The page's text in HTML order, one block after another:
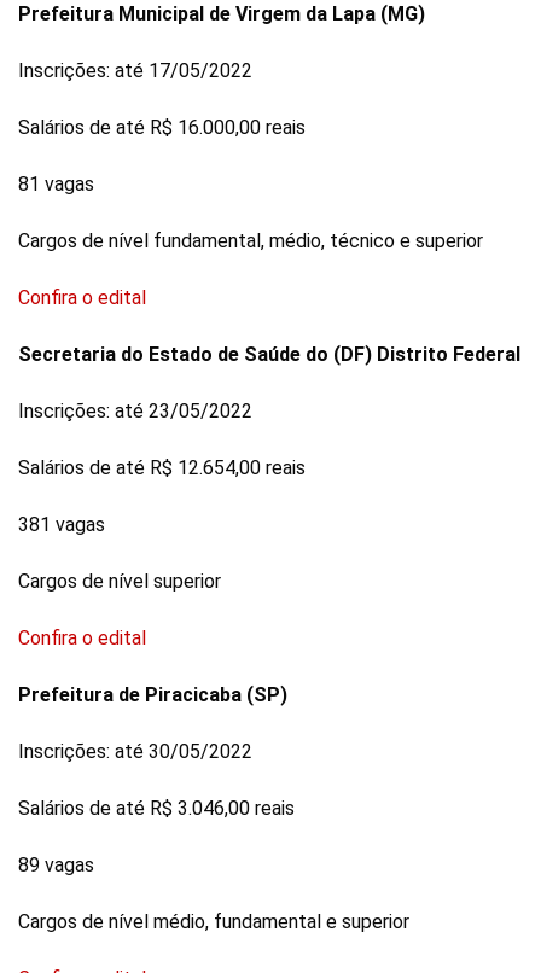
Prefeitura Municipal de Virgem da Lapa (MG)
Inscrições: até 17/05/2022
Salários de até R$ 16.000,00 reais
81 vagas
Cargos de nível fundamental, médio, técnico e superior
Confira o edital
Secretaria do Estado de Saúde do (DF) Distrito Federal
Inscrições: até 23/05/2022
Salários de até R$ 12.654,00 reais
381 vagas
Cargos de nível superior
Confira o edital
Prefeitura de Piracicaba (SP)
Inscrições: até 30/05/2022
Salários de até R$ 3.046,00 reais
89 vagas
Cargos de nível médio, fundamental e superior